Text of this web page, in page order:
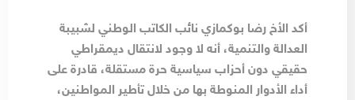
أكد الأخ رضا بوكمازي نائب الكاتب الوطني لشبيبة
العدالة والتنمية، أنه لا وجود لانتقال ديمقراطي
حقيقي دون أحزاب سياسية حرة مستقلة، قادرة على
أداء الأدوار المنوطة بها من خلال تأطير المواطنين،